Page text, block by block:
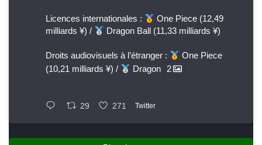
Licences internationales :
One Piece (12,49
milliards ¥) /
Dragon Ball (11,33 milliards ¥)
Droits audiovisuels à l’étranger :
One Piece
(10,21 milliards ¥) /
Dragon 2
29 271 Twitter